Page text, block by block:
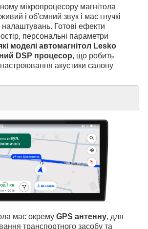
мікропроцесору магнітола
і об'ємний звук і має гнучкі
налаштувань. Готові ефекти
персональні параметри
моделі автомагнітол Lesko
DSP процесор, що робить
акустики салону
має окрему GPS антенну, для
транспортного засобу та